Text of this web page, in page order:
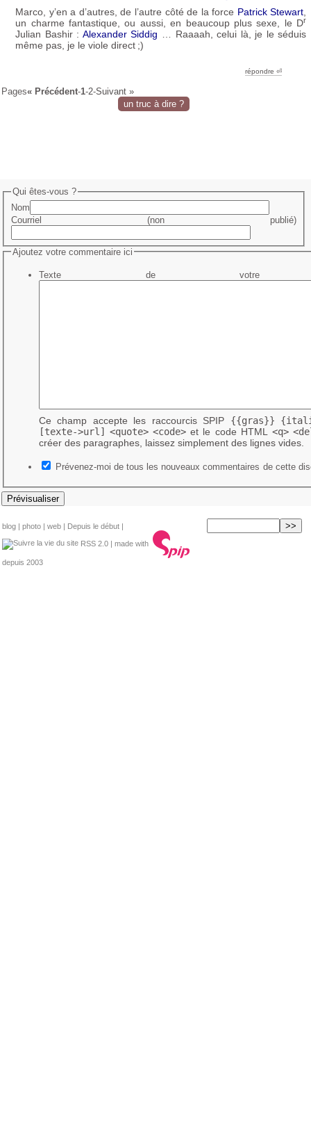
Marco, y’en a d’autres, de l’autre côté de la force Patrick Stewart
un charme fantastique, ou aussi, en beaucoup plus sexe, le Dr
Julian Bashir : Alexander Siddig … Raaaah, celui là, je le séduis
même pas, je le viole direct ;)
répondre ︎⏎
Pages« Précédent-1-2-Suivant »
un truc à dire ?
Qui êtes-vous ?
Nom
Courriel (non publié)
Ajoutez votre commentaire ici
Texte de votre
Ce champ accepte les raccourcis SPIP {{gras}}
[texte->url] <quote> <code>et le code HTML <q>
créer des paragraphes, laissez simplement des lignes vides.
Prévenez-moi de tous les nouveaux commentaires de cette
blog | photo | web | Depuis le début |
RSS 2.0 | made with
depuis 2003